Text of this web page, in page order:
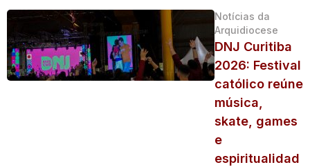
Notícias da
Arquidiocese
DNJ Curitiba
2026: Festival
católico reúne
música,
skate, games
e
espiritualidad